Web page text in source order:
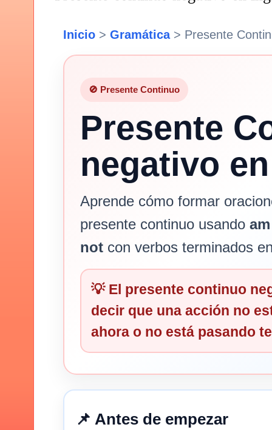
Inicio > Gramática> Presente
🚫 Presente Continuo
Presente
negativo
Aprende cómo formar
presente continuo usando
not con verbos terminados
💡 El presente continuo
decir que una acción no
ahora o no está pasando
📌 Antes de empezar